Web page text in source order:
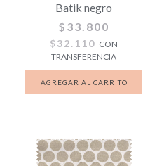
Batik negro
$33.800
$32.110 CON
TRANSFERENCIA